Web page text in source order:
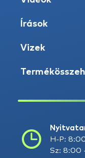
Írások
Vizek
H-P:
Sz: 8:00